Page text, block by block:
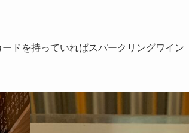
ドを持っていればスパークリングワイン